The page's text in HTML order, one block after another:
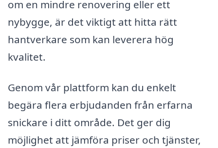
om en mindre renovering eller ett
nybygge, är det viktigt att hitta rätt
hantverkare som kan leverera hög
kvalitet.
Genom vår plattform kan du enkelt
begära flera erbjudanden från erfarna
snickare i ditt område. Det ger dig
möjlighet att jämföra priser och tjänster,